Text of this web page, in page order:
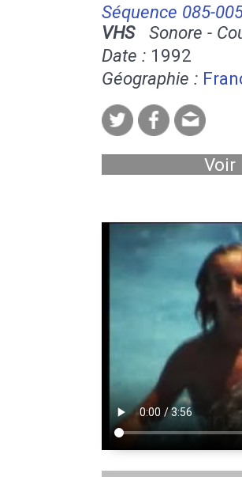
Séquence 085-
VHSSonore -
Date : 1992
Géographie :
Voir